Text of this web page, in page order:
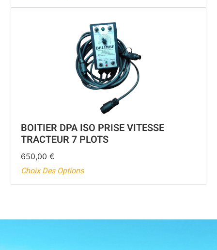
BOITIER DPA ISO PRISE VITESSE
TRACTEUR 7 PLOTS
650,00€
Choix Des Options